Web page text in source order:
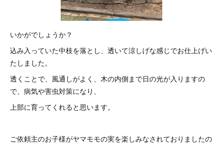
いかがでしょうか？
込み入っていた中枝を落とし、透いて涼しげな感じでお仕上げい
たしました。
透くことで、風通しがよく、木の内側まで日の光が入りますの
で、病気や害虫対策になり、
上部に育ってくれると思います。
ご依頼主のお子様がヤマモモの実を楽しみなされておりましたの